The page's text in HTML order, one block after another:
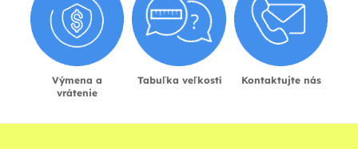
Výmena a
vrátenie
Tabuľka veľkostí Kontaktujte nás